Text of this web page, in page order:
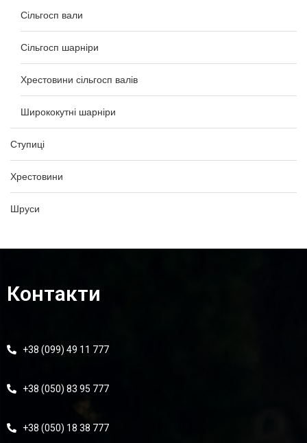
Сільгосп вали
Сільгосп шарніри
Хрестовини сільгосп валів
Ширококутні шарніри
Ступиці
Хрестовини
Шруси
Контакти
+38 (099) 49 11 777
+38 (050) 83 95 777
+38 (050) 18 38 777